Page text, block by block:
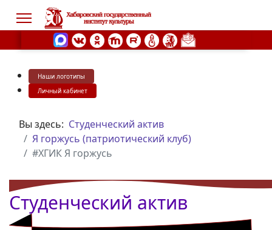
Наши логотипы
Личный кабинет
Вы здесь: Студенческий актив
Я горжусь (патриотический клуб)
#ХГИК Я горжусь
Студенческий актив